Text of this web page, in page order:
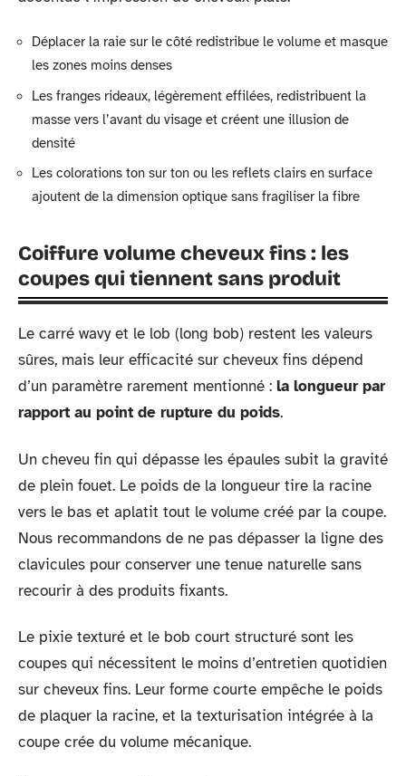
Déplacer la raie sur le côté redistribue le volume et masque
les zones moins denses
Les franges rideaux, légèrement effilées, redistribuent la
masse vers l’avant du visage et créent une illusion de
densité
Les colorations ton sur ton ou les reflets clairs en surface
ajoutent de la dimension optique sans fragiliser la fibre
Coiffure volume cheveux fins : les
coupes qui tiennent sans produit
Le carré wavy et le lob (long bob) restent les valeurs
sûres, mais leur efficacité sur cheveux fins dépend
d’un paramètre rarement mentionné : la longueur par
rapport au point de rupture du poids.
Un cheveu fin qui dépasse les épaules subit la gravité
de plein fouet. Le poids de la longueur tire la racine
vers le bas et aplatit tout le volume créé par la coupe.
Nous recommandons de ne pas dépasser la ligne des
clavicules pour conserver une tenue naturelle sans
recourir à des produits fixants.
Le pixie texturé et le bob court structuré sont les
coupes qui nécessitent le moins d’entretien quotidien
sur cheveux fins. Leur forme courte empêche le poids
de plaquer la racine, et la texturisation intégrée à la
coupe crée du volume mécanique.